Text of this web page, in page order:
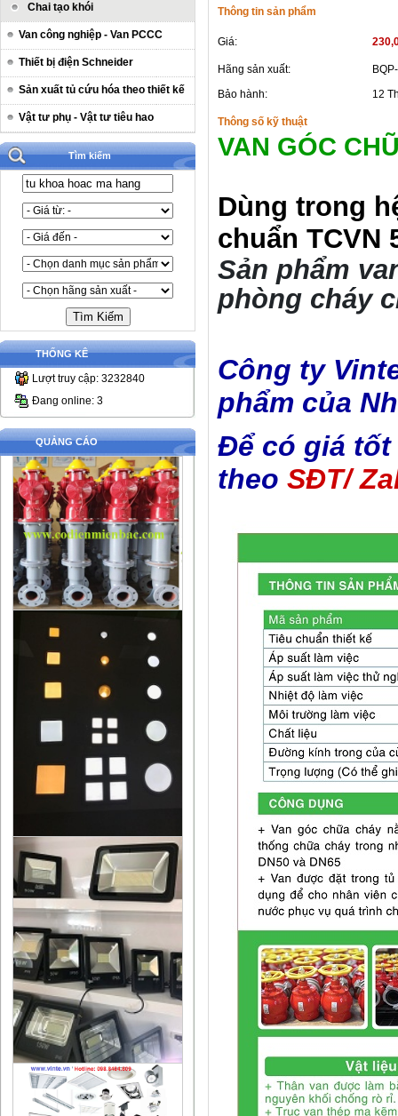
Chai tạo khói
Van công nghiệp - Van PCCC
Thiết bị điện Schneider
Sản xuất tủ cứu hóa theo thiết kế
Vật tư phụ - Vật tư tiêu hao
Tìm kiếm
THỐNG KÊ
Lượt truy cập: 3232840
Đang online: 3
QUẢNG CÁO
Thông tin sản phẩm
Giá:
Hãng sản xuất:
Bảo hành:
12
Thông số kỹ thuật
VAN GÓC
Dùng trong
chuẩn TCVN
Sản phẩm
phòng cháy
Công ty
phẩm của
Để có giá
theo SĐT/